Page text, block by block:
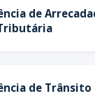
de
de